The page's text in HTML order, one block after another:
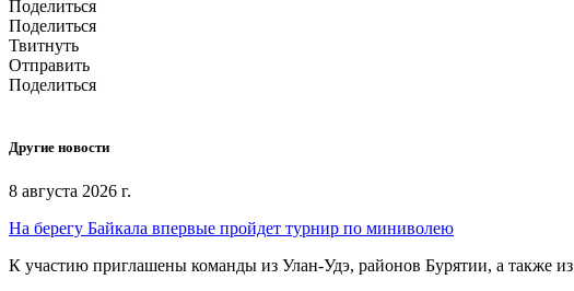
Поделиться
Поделиться
Твитнуть
Отправить
Поделиться
Другие новости
8 августа 2026 г.
На берегу Байкала впервые пройдет турнир по миниволею
К участию приглашены команды из Улан‑Удэ, районов Бурятии, а также